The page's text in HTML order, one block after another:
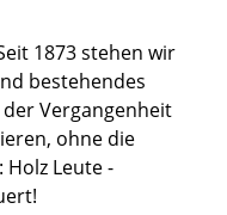
1873 stehen wir
bestehendes
Vergangenheit
ohne die
Holz Leute -